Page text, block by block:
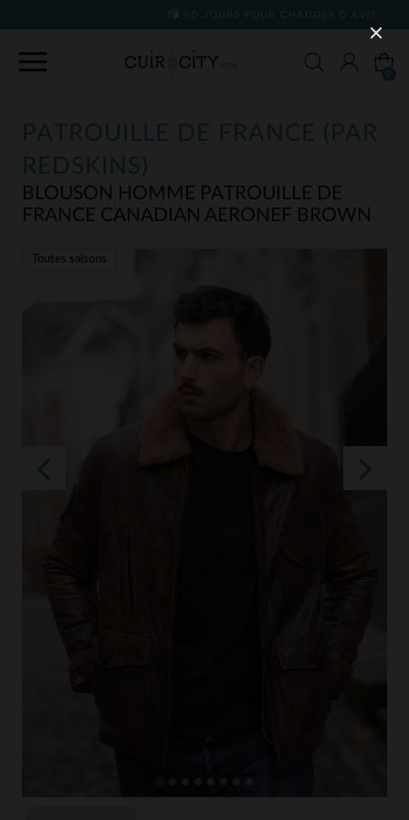
90 JOURS POUR CHANGER D'AVIS
PATROUILLE DE FRANCE (PAR
REDSKINS)
BLOUSON HOMME PATROUILLE DE
FRANCE CANADIAN AERONEF BROWN
Toutes saisons